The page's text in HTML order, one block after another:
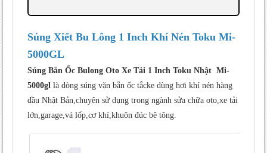
Súng Xiết Bu Lông 1 Inch Khí Nén Toku Mi-
5000GL
Súng Bắn Ốc Bulong Oto Xe Tải 1 Inch Toku Nhật Mi-
5000gl là dòng súng vặn bắn ốc tắcke dùng hơi khí nén hàng
đầu Nhật Bản,chuyên sử dụng trong ngành sửa chữa oto,xe tải
lớn,garage,vá lốp,cơ khí,khuôn đúc bê tông.